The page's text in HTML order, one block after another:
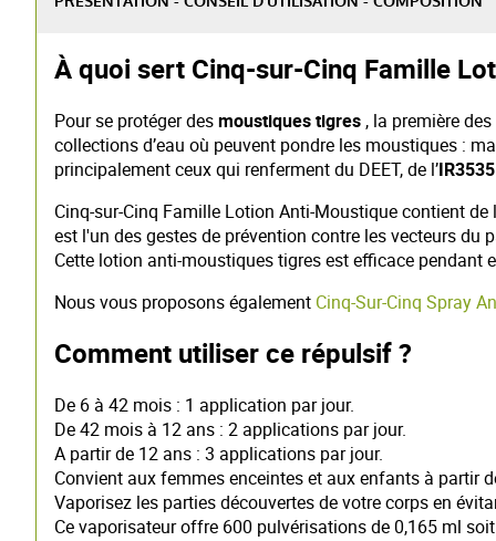
À quoi sert Cinq-sur-Cinq Famille
Pour se protéger desmoustiques tigres , la première
collections d’eau où peuvent pondre les moustiques :
principalement ceux qui renferment du DEET, de l’IR3535
Cinq-sur-Cinq Famille Lotion Anti-Moustique contient
est l'un des gestes de prévention contre les vecteurs du
Cette lotion anti-moustiques tigres est efficace pendant
Nous vous proposons également Cinq-Sur-Cinq Spray
Comment utiliser ce répulsif ?
De 6 à 42 mois : 1 application par jour.
De 42 mois à 12 ans : 2 applications par jour.
A partir de 12 ans : 3 applications par jour.
Convient aux femmes enceintes et aux enfants à partir
Vaporisez les parties découvertes de votre corps en
Ce vaporisateur offre 600 pulvérisations de 0,165 ml